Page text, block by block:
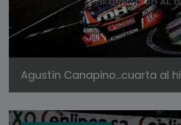
Agustín Canapino…cuarta al